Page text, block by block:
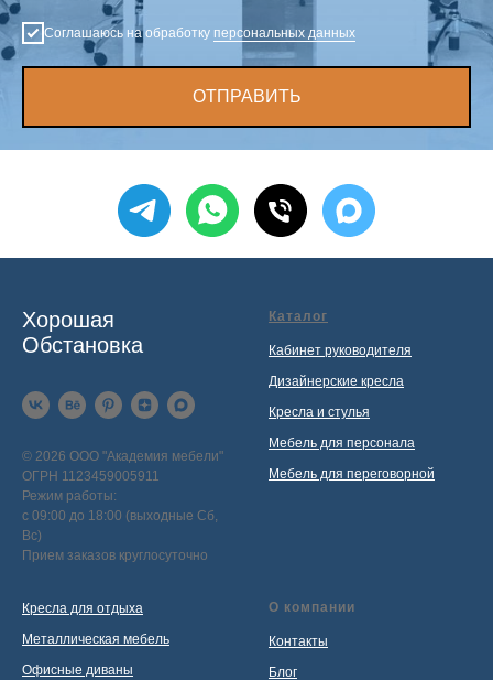
Соглашаюсь на обработку персональных данных
ОТПРАВИТЬ
Хорошая
Обстановка
© 2026 ООО "Академия мебели"
ОГРН 1123459005911
Режим работы:
с 09:00 до 18:00 (выходные Сб,
Вс)
Прием заказов круглосуточно
Каталог
Кабинет руководителя
Дизайнерские кресла
Кресла и стулья
Мебель для персонала
Мебель для переговорной
Кресла для отдыха
Металлическая мебель
Офисные диваны
О компании
Контакты
Блог